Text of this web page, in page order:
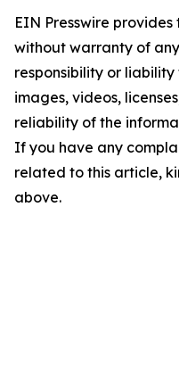
EIN Presswire provides
without warranty of
responsibility or
images, videos,
reliability of the
If you have any
related to this article,
above.